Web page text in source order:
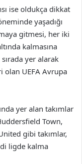
ise oldukça dikkat
yaşadığı
gitmesi, her iki
kalmasına
yer alarak
olan UEFA Avrupa
yer alan takımlar
Town,
gibi takımlar,
ligde kalma